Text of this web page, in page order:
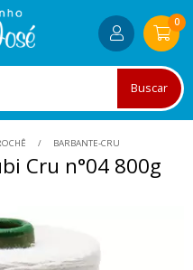
Buscar
0
BARBANTE-CRU
Cru n°04 800g